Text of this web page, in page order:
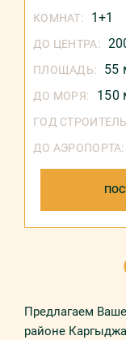
КОМНАТ: 1+1
ДО ЦЕНТРА:
ПЛОЩАДЬ: 55
ДО МОРЯ: 150
ГОД
ДО АЭРОПОРТА:
Предлагаем
районе